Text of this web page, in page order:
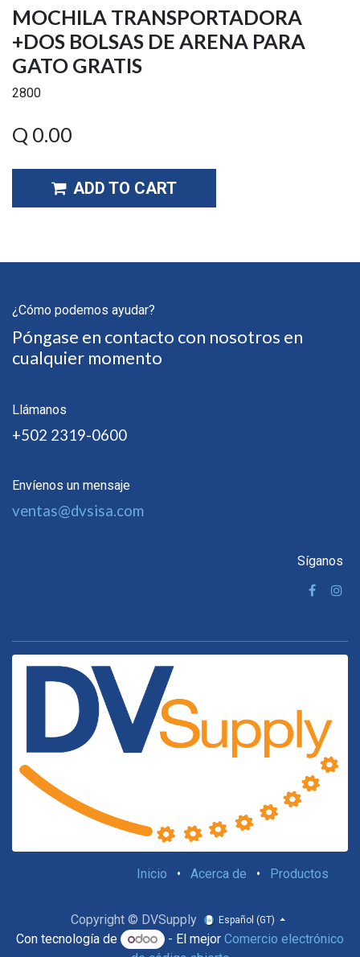
MOCHILA TRANSPORTADORA
+DOS BOLSAS DE ARENA PARA
GATO GRATIS
2800
Q 0.00
ADD TO CART
¿Cómo podemos ayudar?
Póngase en contacto con nosotros en
cualquier momento
Llámanos
+502 2319-0600
Envíenos un mensaje
ventas@dvsisa.com
Síganos
Inicio • Acerca de • Productos
Copyright © DVSupply Español (GT)
Con tecnología de - El mejor Comercio electrónico